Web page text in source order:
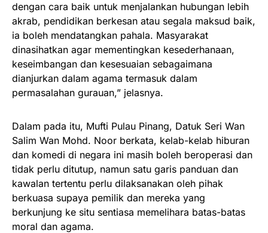
dengan cara baik untuk menjalankan hubungan lebih
akrab, pendidikan berkesan atau segala maksud baik,
ia boleh mendatangkan pahala. Masyarakat
dinasihatkan agar mementingkan kesederhanaan,
keseimbangan dan kesesuaian sebagaimana
dianjurkan dalam agama termasuk dalam
permasalahan gurauan,” jelasnya.
Dalam pada itu, Mufti Pulau Pinang, Datuk Seri Wan
Salim Wan Mohd. Noor berkata, kelab-kelab hiburan
dan komedi di negara ini masih boleh beroperasi dan
tidak perlu ditutup, namun satu garis panduan dan
kawalan tertentu perlu dilaksanakan oleh pihak
berkuasa supaya pemilik dan mereka yang
berkunjung ke situ sentiasa memelihara batas-batas
moral dan agama.